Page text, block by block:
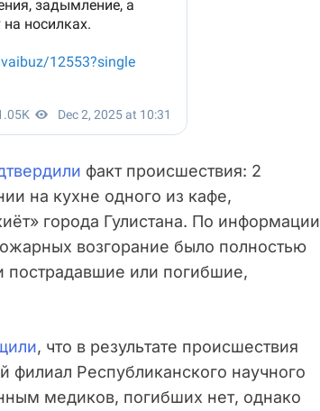
факт происшествия: 2
на кухне одного из кафе,
города Гулистана. По информации
возгорание было полностью
пострадавшие или погибшие,
, что в результате происшествия
Республиканского научного
медиков, погибших нет, однако